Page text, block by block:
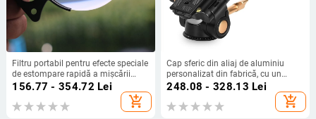
Filtru portabil pentru efecte speciale
de estompare rapidă a mișcării
pentru fotografie și video, accesoriu
156.77 - 354.72 Lei
add_shopping_cart
Cap sferic din aliaj de aluminiu
personalizat din fabrică, cu un
singur mâner, cu două mânere, cu
amortizare, cap de trepied pentru
cameră SLR
248.08 - 328.13 Lei
add_shopping_cart